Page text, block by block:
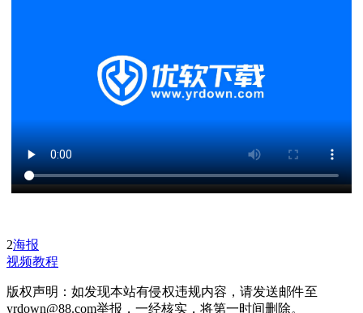
2海报
视频教程
版权声明：如发现本站有侵权违规内容，请发送邮件至
yrdown@88.com举报，一经核实，将第一时间删除。